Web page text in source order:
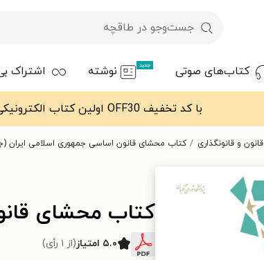
کتاب‌های صوتی جدید نوشته اشتراک
با کد تخفیف OFF30 اولین کتاب الکترونیکی یا صوتی‌ات را با ۳۰٪ تخفیف از طاقچه دریافت کن.
قانون و قانونگذاری کتاب محشای قانون اساسی جمهوری اسلامی ایران
کتاب محشای
۵.۰ امتیاز (از ۱ رأی)